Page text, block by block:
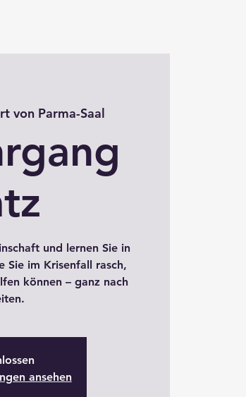
von Parma-Saal
und lernen Sie in
Sie im Krisenfall rasch,
können – ganz nach
ansehen